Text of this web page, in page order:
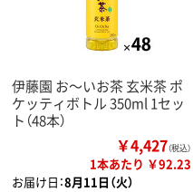
伊藤園 お～いお茶 玄米茶 ポ
ケッティボトル 350ml 1セッ
ト（48本）
￥4,427（税込）
1本あたり ￥92.23
お届け日：8月11日（火）